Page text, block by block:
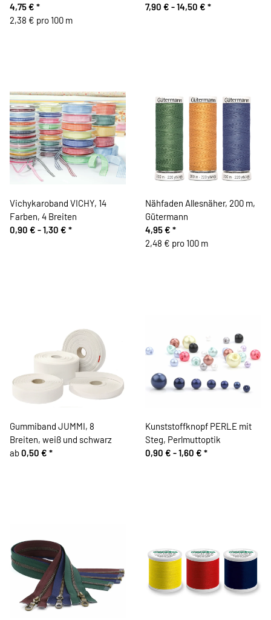
4,75 € *
2,38 € pro 100 m
7,90 € -14,50 € *
Vichykaroband VICHY, 14
Farben, 4 Breiten
0,90 € -1,30 € *
Nähfaden Allesnäher, 200 m,
Gütermann
4,95 € *
2,48 € pro 100 m
Gummiband JUMMI, 8
Breiten, weiß und schwarz
ab0,50 € *
Kunststoffknopf PERLE mit
Steg, Perlmuttoptik
0,90 € -1,60 € *